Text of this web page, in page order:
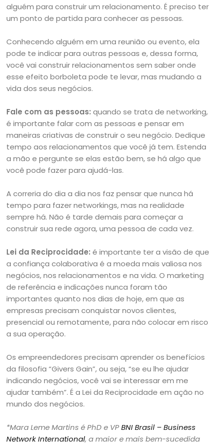
alguém para construir um relacionamento. É preciso ter
um ponto de partida para conhecer as pessoas.
Conhecendo alguém em uma reunião ou evento, ela
pode te indicar para outras pessoas e, dessa forma,
você vai construir relacionamentos sem saber onde
esse efeito borboleta pode te levar, mas mudando a
vida dos seus negócios.
Fale com as pessoas:quando se trata de networking,
é importante falar com as pessoas e pensar em
maneiras criativas de construir o seu negócio. Dedique
tempo aos relacionamentos que você já tem. Estenda
a mão e pergunte se elas estão bem, se há algo que
você pode fazer para ajudá-las.
A correria do dia a dia nos faz pensar que nunca há
tempo para fazer networkings, mas na realidade
sempre há. Não é tarde demais para começar a
construir sua rede agora, uma pessoa de cada vez.
Lei da Reciprocidade:é importante ter a visão de que
a confiança colaborativa é a moeda mais valiosa nos
negócios, nos relacionamentos e na vida. O marketing
de referência e indicações nunca foram tão
importantes quanto nos dias de hoje, em que as
empresas precisam conquistar novos clientes,
presencial ou remotamente, para não colocar em risco
a sua operação.
Os empreendedores precisam aprender os benefícios
da filosofia “Givers Gain”, ou seja, “se eu lhe ajudar
indicando negócios, você vai se interessar em me
ajudar também”. É a Lei da Reciprocidade em ação no
mundo dos negócios.
*Mara Leme Martins éPhD e VPBNI Brasil – Business
Network International, a maior e mais bem-sucedida